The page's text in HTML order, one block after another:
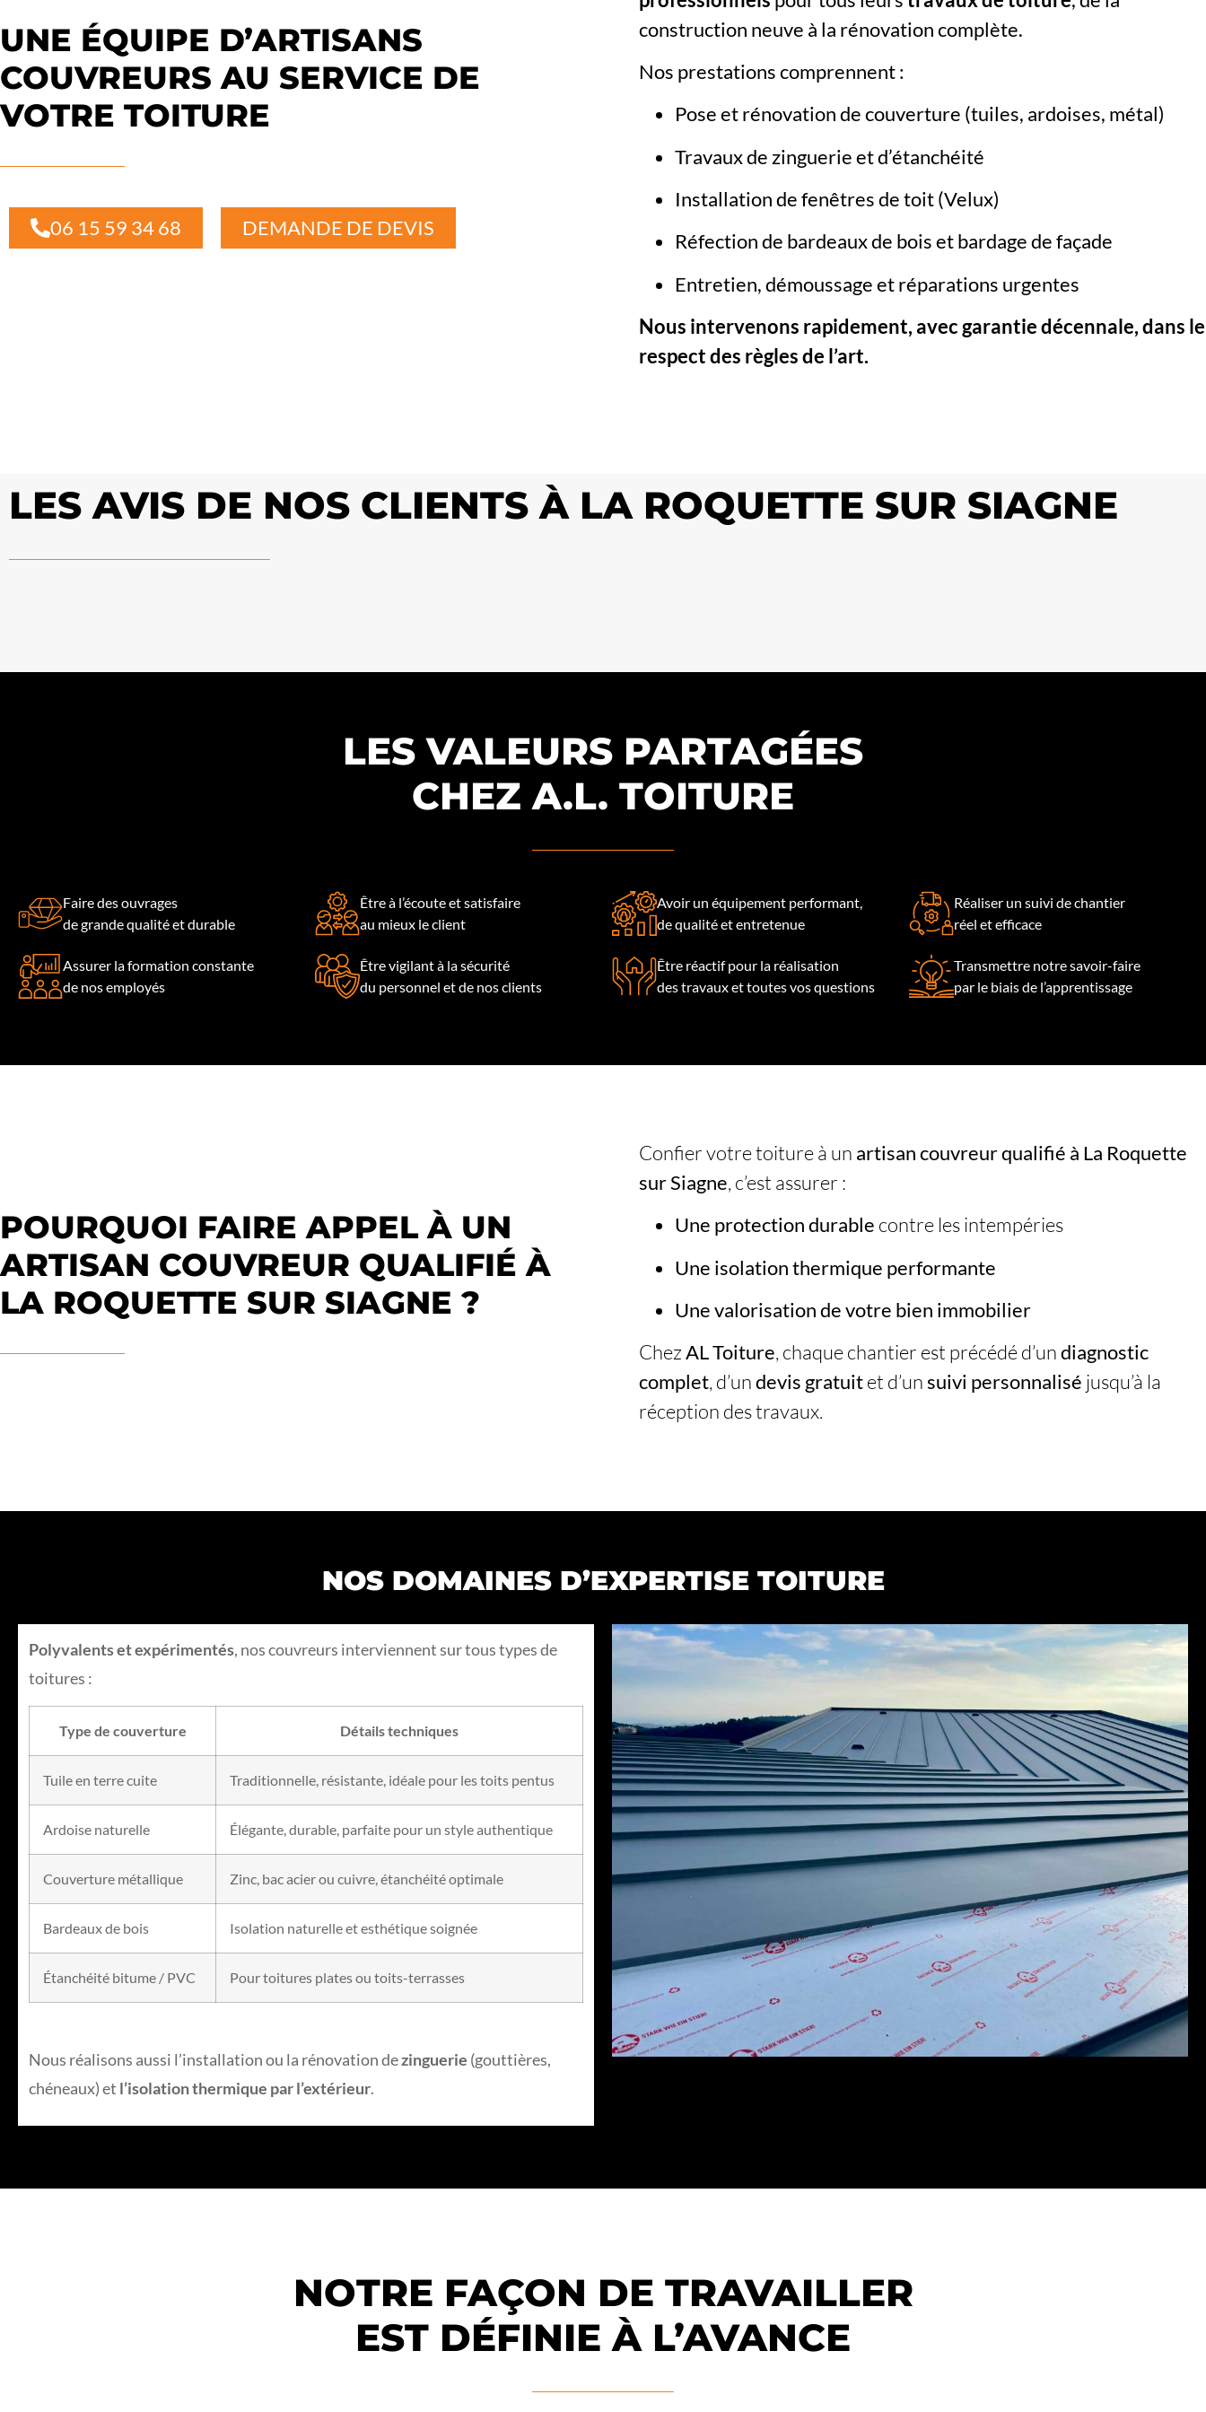
UNE ÉQUIPE D’ARTISANS
COUVREURS AU SERVICE DE
VOTRE TOITURE
06 15 59 34 68 DEMANDE DE DEVIS
construction neuve à la rénovation complète.
Nos prestations comprennent :
Pose et rénovation de couverture (tuiles, ardoises, métal)
Travaux de zinguerie et d’étanchéité
Installation de fenêtres de toit (Velux)
Réfection de bardeaux de bois et bardage de façade
Entretien, démoussage et réparations urgentes
Nous intervenons rapidement, avec garantie décennale, dans le
respect des règles de l’art.
LES AVIS DE NOS CLIENTS À LA ROQUETTE SUR SIAGNE
LES VALEURS PARTAGÉES
CHEZ A.L. TOITURE
Faire des ouvrages
de grande qualité et durable
Être à l’écoute et satisfaire
au mieux le client
Avoir un équipement performant,
de qualité et entretenue
Réaliser un suivi de chantier
réel et efficace
Assurer la formation constante
de nos employés
Être vigilant à la sécurité
du personnel et de nos clients
Être réactif pour la réalisation
des travaux et toutes vos questions
Transmettre notre savoir-faire
par le biais de l’apprentissage
POURQUOI FAIRE APPEL À UN
ARTISAN COUVREUR QUALIFIÉ À
LA ROQUETTE SUR SIAGNE ?
Confier votre toiture à un artisan couvreurqualifié à La Roquette
sur Siagne, c’est assurer :
Une protection durable contre les intempéries
Une isolation thermique performante
Une valorisation de votre bien immobilier
ChezAL Toiture, chaque chantier est précédé d’undiagnostic
complet, d’undevis gratuitet d’unsuivi personnalisé jusqu’à la
réception des travaux.
NOS DOMAINES D’EXPERTISE TOITURE
Polyvalents et expérimentés, nos couvreurs interviennent sur tous types de
toitures :
Type de couverture Détails techniques
Tuile en terre cuite Traditionnelle, résistante, idéale pour les toits pentus
Ardoise naturelle Élégante, durable, parfaite pour un style authentique
Couverture métallique Zinc, bac acier ou cuivre, étanchéité optimale
Bardeaux de bois Isolation naturelle et esthétique soignée
Étanchéité bitume / PVC Pour toitures plates ou toits-terrasses
Nous réalisons aussi l’installation ou la rénovation dezinguerie (gouttières,
chéneaux) et l’isolation thermique par l’extérieur.
NOTRE FAÇON DE TRAVAILLER
EST DÉFINIE À L’AVANCE